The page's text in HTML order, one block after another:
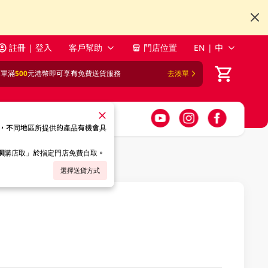
註冊 | 登入 客戶幫助 門店位置 EN | 中
滿500元港幣即可享有免費送貨服務 去湊單
不同地區所提供的產品有機會具
店取」於指定門店免費自取。
選擇送貨方式